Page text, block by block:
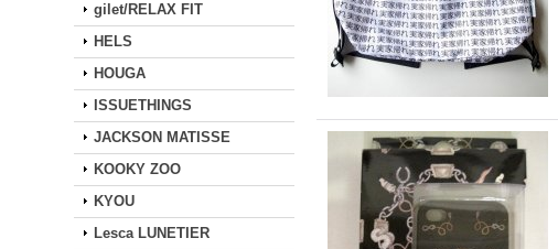
gilet/RELAX FIT
HELS
HOUGA
ISSUETHINGS
JACKSON MATISSE
KOOKY ZOO
KYOU
Lesca LUNETIER